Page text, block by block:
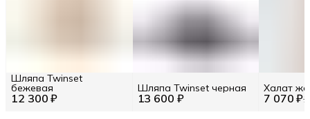
12 300 ₽
Шляпа Twinset
бежевая
13 600 ₽
Шляпа Twinset черная
7 070 ₽
Халат